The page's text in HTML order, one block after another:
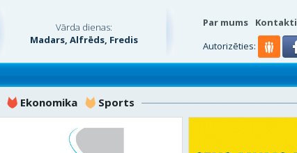
Vārda dienas:
Madars, Alfrēds, Fredis
Par mums Kontakti
Autorizēties:
Ekonomika Sports